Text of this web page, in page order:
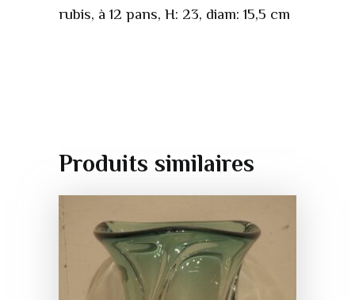
rubis, à 12 pans, H: 23, diam: 15,5 cm
Produits similaires